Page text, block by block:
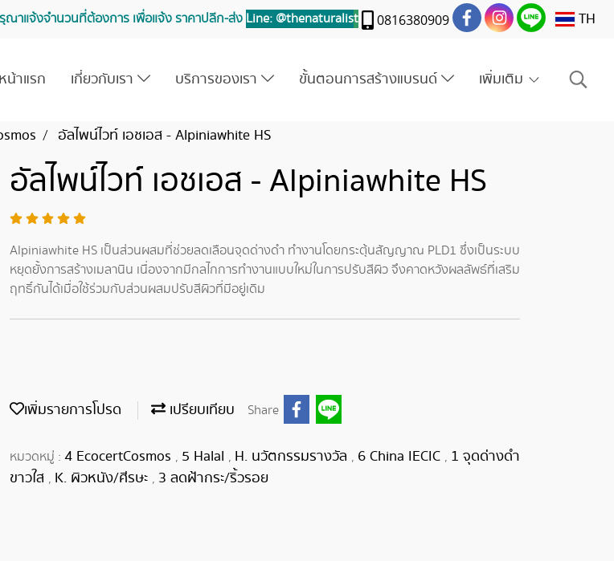
ณาแจ้งจำนวนที่ต้องการ เพื่อแจ้ง ราคาปลีก-ส่ง Line: @thenaturalist 0816380909 TH
หน้าแรก เกี่ยวกับเรา บริการของเรา ขั้นตอนการสร้างแบรนด์ เพิ่มเติม
อัลไพน์ไวท์ เอชเอส - Alpiniawhite HS
อัลไพน์ไวท์ เอชเอส - Alpiniawhite HS
Alpiniawhite HS เป็นส่วนผสมที่ช่วยลดเลือนจุดด่างดำ ทำงานโดยกระตุ้นสัญญาณ PLD1 ซึ่งเป็นระบบ
หยุดยั้งการสร้างเมลานิน เนื่องจากมีกลไกการทำงานแบบใหม่ในการปรับสีผิว จึงคาดหวังผลลัพธ์ที่เสริม
ฤทธิ์กันได้เมื่อใช้ร่วมกับส่วนผสมปรับสีผิวที่มีอยู่เดิม
เพิ่มรายการโปรด เปรียบเทียบ Share
หมวดหมู่ : 4 EcocertCosmos , 5 Halal , H. นวัตกรรมรางวัล , 6 China IECIC , 1 จุดด่างดำ
ขาวใส , K. ผิวหนัง/ศีรษะ , 3 ลดฝ้ากระ/ริ้วรอย